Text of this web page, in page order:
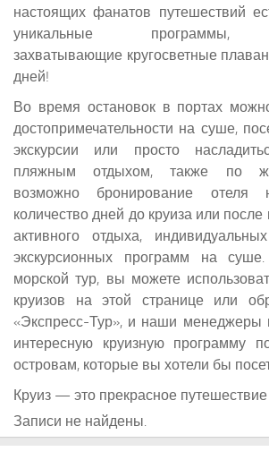
настоящих фанатов путешествий
уникальные программы,
захватывающие кругосветные
дней!
Во время остановок в портах
достопримечательности на суше,
экскурсии или просто
пляжным отдыхом, также по
возможно бронирование отеля
количество дней до круиза или после
активного отдыха,
экскурсионных программ на
морской тур, вы можете
круизов на этой странице или
«Экспресс-Тур», и наши менеджеры
интересную круизную программу
островам, которые вы хотели бы
Круиз — это прекрасное
Записи не найдены.